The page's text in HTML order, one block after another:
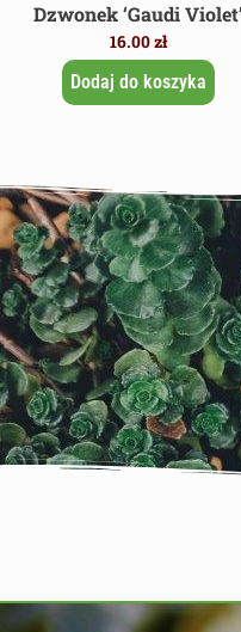
Dzwonek ‘Gaudi Violet’
16.00zł
Dodaj do koszyka